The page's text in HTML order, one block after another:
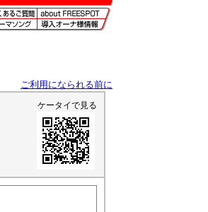
ご利用になられる前に
ケータイで見る